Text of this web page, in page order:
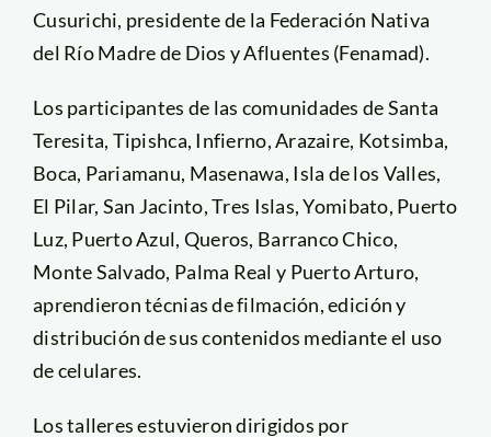
Cusurichi, presidente de la Federación Nativa
del Río Madre de Dios y Afluentes (Fenamad).
Los participantes de las comunidades de Santa
Teresita, Tipishca, Infierno, Arazaire, Kotsimba,
Boca, Pariamanu, Masenawa, Isla de los Valles,
El Pilar, San Jacinto, Tres Islas, Yomibato, Puerto
Luz, Puerto Azul, Queros, Barranco Chico,
Monte Salvado, Palma Real y Puerto Arturo,
aprendieron técnias de filmación, edición y
distribución de sus contenidos mediante el uso
de celulares.
Los talleres estuvieron dirigidos por